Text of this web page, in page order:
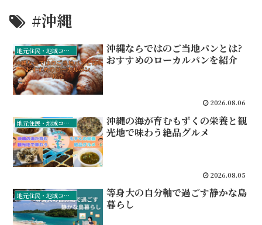
#沖縄
地元住民・地域コミュニティ
沖縄ならではのご当地パンとは?
おすすめのローカルパンを紹介
2026.08.06
地元住民・地域コミュニティ
沖縄の海が育むもずくの栄養と観
光地で味わう絶品グルメ
2026.08.05
地元住民・地域コミュニティ
等身大の自分軸で過ごす静かな島
暮らし